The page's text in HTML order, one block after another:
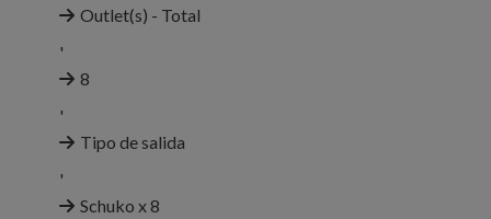
Outlet(s) - Total
'
8
'
Tipo de salida
'
Schuko x 8